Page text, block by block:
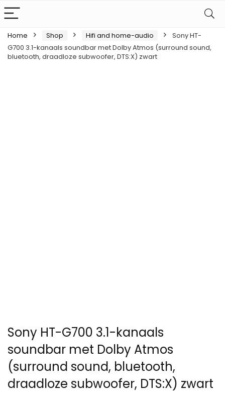
Home Shop Hifi and home-audio
Sony HT-
G700 3.1-kanaals soundbar met Dolby Atmos (surround sound,
bluetooth, draadloze subwoofer, DTS:X) zwart
Sony HT-G700 3.1-kanaals
soundbar met Dolby Atmos
(surround sound, bluetooth,
draadloze subwoofer, DTS:X) zwart